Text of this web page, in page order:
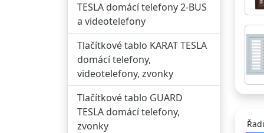
TESLA domácí telefony 2-BUS
a videotelefony
Tlačítkové tablo KARAT TESLA
domácí telefony,
videotelefony, zvonky
Tlačítkové tablo GUARD
TESLA domácí telefony,
zvonky